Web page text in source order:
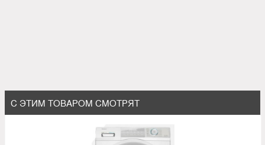
С ЭТИМ ТОВАРОМ СМОТРЯТ